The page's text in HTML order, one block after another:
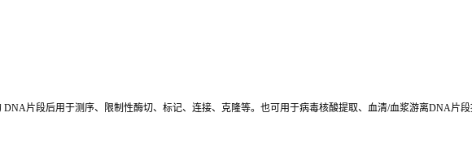
片段后用于测序、限制性酶切、标记、连接、克隆等。也可用于病毒核酸提取、血清/血浆游离DNA片段